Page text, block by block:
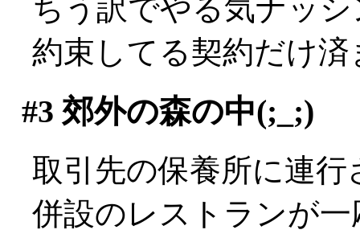
ちう訳でやる気ナッ
約束してる契約だけ
#3 郊外の森の中(;_;)
取引先の保養所に連行
併設のレストランが